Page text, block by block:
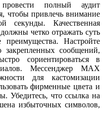
полный аудит
чтобы привлечь внимание
секунды. Качественная
четко отражать суть
Настройте
сообщений,
сориентироваться в
Мессенджер MAX
для кастомизации
фирменные цвета и
Убедитесь, что ссылка на
избыточных символов,